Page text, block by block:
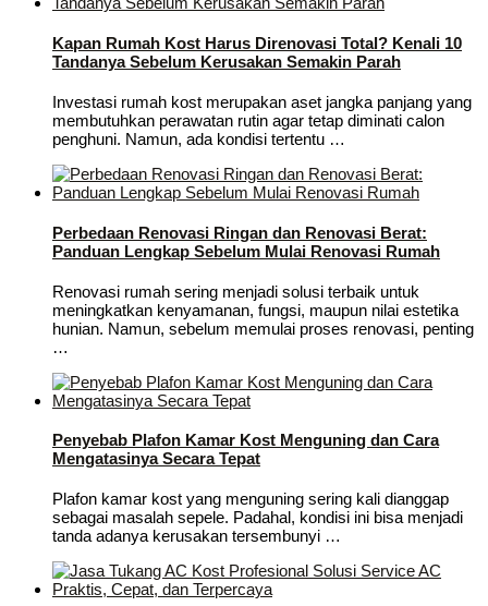
Kapan Rumah Kost Harus Direnovasi Total? Kenali 10
Tandanya Sebelum Kerusakan Semakin Parah
Investasi rumah kost merupakan aset jangka panjang yang
membutuhkan perawatan rutin agar tetap diminati calon
penghuni. Namun, ada kondisi tertentu …
Perbedaan Renovasi Ringan dan Renovasi Berat:
Panduan Lengkap Sebelum Mulai Renovasi Rumah
Renovasi rumah sering menjadi solusi terbaik untuk
meningkatkan kenyamanan, fungsi, maupun nilai estetika
hunian. Namun, sebelum memulai proses renovasi, penting
…
Penyebab Plafon Kamar Kost Menguning dan Cara
Mengatasinya Secara Tepat
Plafon kamar kost yang menguning sering kali dianggap
sebagai masalah sepele. Padahal, kondisi ini bisa menjadi
tanda adanya kerusakan tersembunyi …